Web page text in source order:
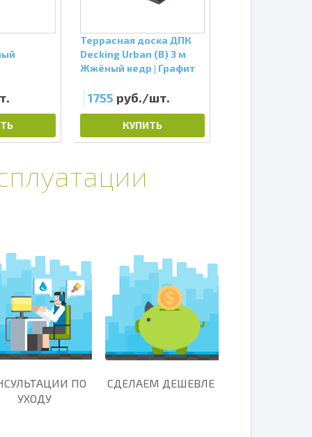
Террасная доска ДПК
Decking Urban (В) 3 м
Жжёный кедр | Графит
1755 руб./шт.
КУПИТЬ
ПО
УХОДУ
СДЕЛАЕМ ДЕШЕВЛЕ